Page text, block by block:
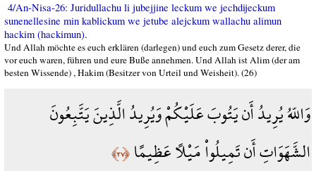
4/An-Nisa-26: Juridullachu li jubejjine leckum we jechdijeckum
sunenellesine min kablickum we jetube alejckum wallachu alimun
hackim (hackimun).
Und Allah möchte es euch erklären (darlegen) und euch zum Gesetz derer, die
vor euch waren, führen und eure Buße annehmen. Und Allah ist Alim (der am
besten Wissende) , Hakim (Besitzer von Urteil und Weisheit). (26)
وَاللّهُ يُرِيدُ أَن يَتُوبَ عَلَيْكُمْ وَيُرِيدُ الَّذِينَ يَتَّبِعُونَ
الشَّهَوَاتِ أَن تَمِيلُواْ مَيْلاً عَظِيمًا﴿٢٧﴾